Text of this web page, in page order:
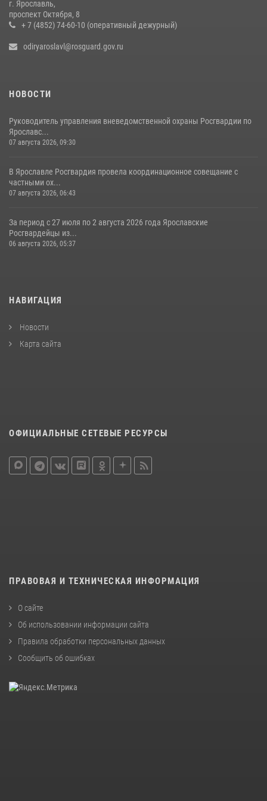
Центральный округ Росгвардии отмечает 105-летие
15 июля 2026, 11:06
г. Ярославль,
проспект Октября, 8
+ 7 (4852) 74-60-10 (оперативный дежурный)
odiryaroslavl@rosguard.gov.ru
НОВОСТИ
Руководитель управления вневедомственной охраны Росгвардии по
Ярославс...
07 августа 2026, 09:30
В Ярославле Росгвардия провела координационное совещание с
частными ох...
07 августа 2026, 06:43
За период с 27 июля по 2 августа 2026 года Ярославские
Росгвардейцы из...
06 августа 2026, 05:37
НАВИГАЦИЯ
Новости
Карта сайта
ОФИЦИАЛЬНЫЕ СЕТЕВЫЕ РЕСУРСЫ
ПРАВОВАЯ И ТЕХНИЧЕСКАЯ ИНФОРМАЦИЯ
О сайте
Об использовании информации сайта
Правила обработки персональных данных
Сообщить об ошибках